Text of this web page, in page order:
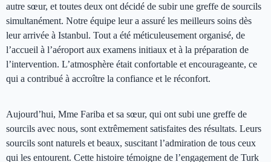
autre sœur, et toutes deux ont décidé de subir une greffe de sourcils
simultanément. Notre équipe leur a assuré les meilleurs soins dès
leur arrivée à Istanbul. Tout a été méticuleusement organisé, de
l’accueil à l’aéroport aux examens initiaux et à la préparation de
l’intervention. L’atmosphère était confortable et encourageante, ce
qui a contribué à accroître la confiance et le réconfort.
Aujourd’hui, Mme Fariba et sa sœur, qui ont subi une greffe de
sourcils avec nous, sont extrêmement satisfaites des résultats. Leurs
sourcils sont naturels et beaux, suscitant l’admiration de tous ceux
qui les entourent. Cette histoire témoigne de l’engagement de Turk